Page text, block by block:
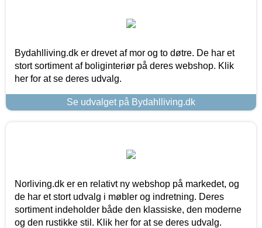
Bydahlliving.dk er drevet af mor og to døtre. De har et
stort sortiment af boliginteriør på deres webshop. Klik
her for at se deres udvalg.
Se udvalget på Bydahlliving.dk
Norliving.dk er en relativt ny webshop på markedet, og
de har et stort udvalg i møbler og indretning. Deres
sortiment indeholder både den klassiske, den moderne
og den rustikke stil. Klik her for at se deres udvalg.